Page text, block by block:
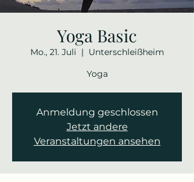
Yoga Basic
Mo., 21. Juli
  |
Unterschleißheim
Yoga
Anmeldung geschlossen
Jetzt andere
Veranstaltungen ansehen